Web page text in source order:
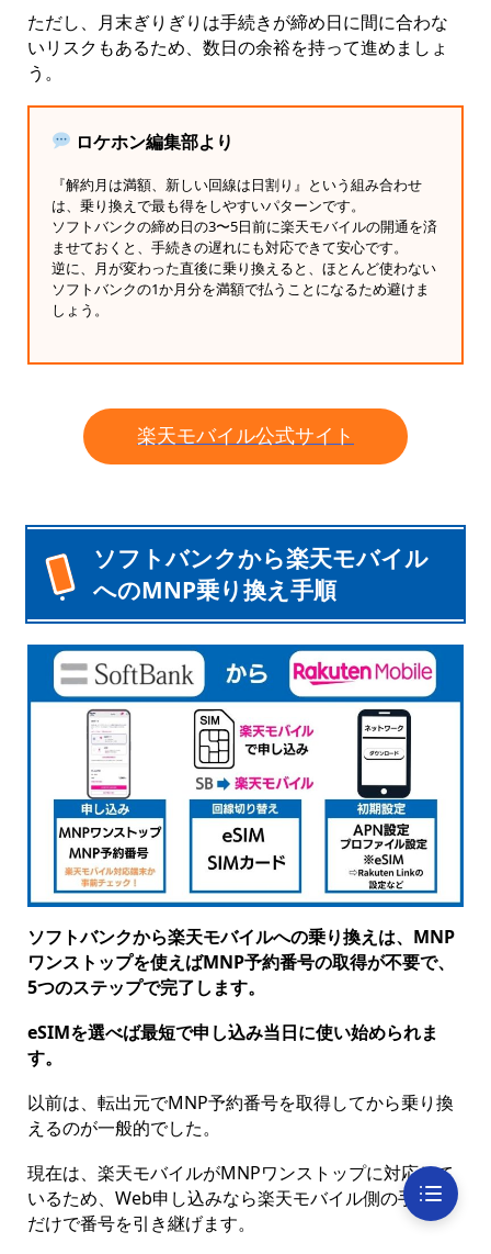
ただし、月末ぎりぎりは手続きが締め日に間に合わな
いリスクもあるため、数日の余裕を持って進めましょ
う。
ロケホン編集部より
『解約月は満額、新しい回線は日割り』という組み合わせ
は、乗り換えで最も得をしやすいパターンです。
ソフトバンクの締め日の3〜5日前に楽天モバイルの開通を済
ませておくと、手続きの遅れにも対応できて安心です。
逆に、月が変わった直後に乗り換えると、ほとんど使わない
ソフトバンクの1か月分を満額で払うことになるため避けま
しょう。
楽天モバイル公式サイト
ソフトバンクから楽天モバイル
へのMNP乗り換え手順
ソフトバンクから楽天モバイルへの乗り換えは、MNP
ワンストップを使えばMNP予約番号の取得が不要で、
5つのステップで完了します。
eSIMを選べば最短で申し込み当日に使い始められま
す。
以前は、転出元でMNP予約番号を取得してから乗り換
えるのが一般的でした。
現在は、楽天モバイルがMNPワンストップに対応して
いるため、Web申し込みなら楽天モバイル側の手続き
だけで番号を引き継げます。